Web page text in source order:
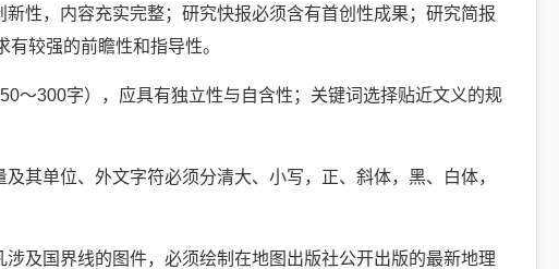
性，内容充实完整；研究快报必须含有首创性成果；研究简报
较强的前瞻性和指导性。
～300字），应具有独立性与自含性；关键词选择贴近文义的规
其单位、外文字符必须分清大、小写，正、斜体，黑、白体，
及国界线的图件，必须绘制在地图出版社公开出版的最新地理